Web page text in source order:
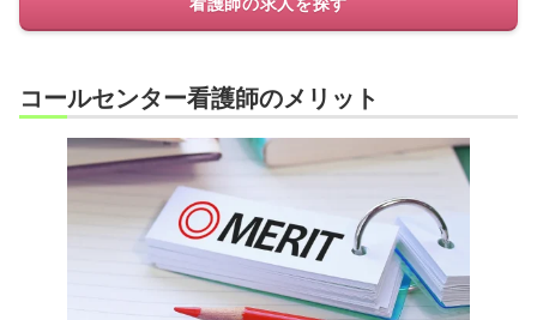
コールセンター看護師のメリット